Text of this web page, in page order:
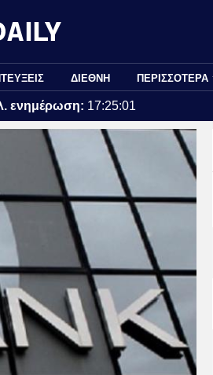
ΔΙΕΘΝΗ ΠΕΡΙΣΣΟΤΕΡΑ
ενημέρωση: 17:25:01